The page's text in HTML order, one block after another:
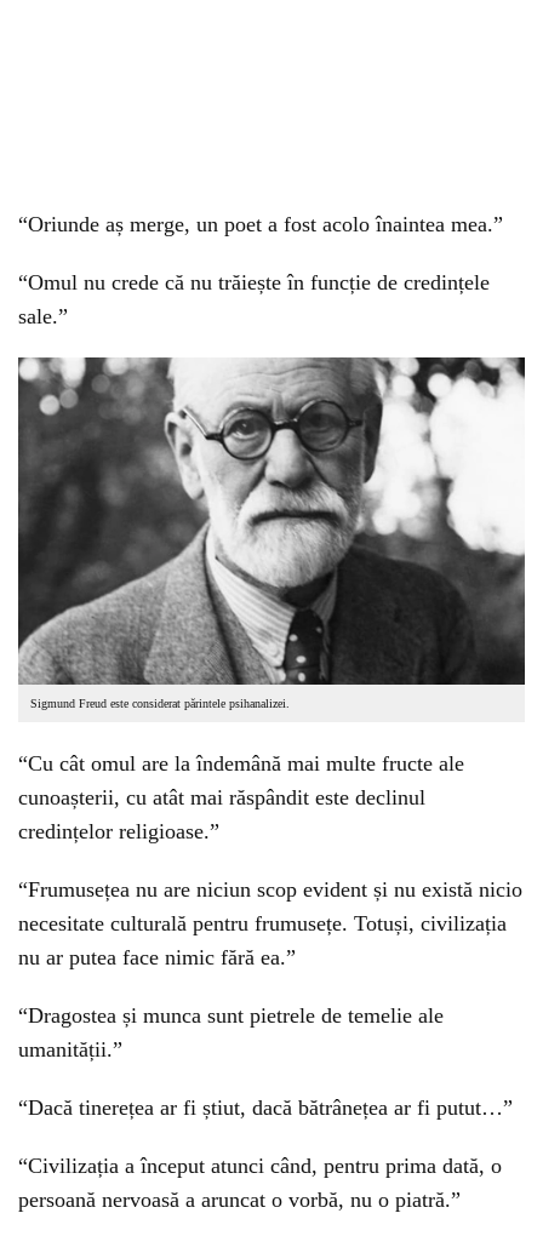
“Oriunde aș merge, un poet a fost acolo înaintea mea.”
“Omul nu crede că nu trăiește în funcție de credințele
sale.”
Sigmund Freud este considerat părintele psihanalizei.
“Cu cât omul are la îndemână mai multe fructe ale
cunoașterii, cu atât mai răspândit este declinul
credințelor religioase.”
“Frumusețea nu are niciun scop evident și nu există nicio
necesitate culturală pentru frumusețe. Totuși, civilizația
nu ar putea face nimic fără ea.”
“Dragostea și munca sunt pietrele de temelie ale
umanității.”
“Dacă tinerețea ar fi știut, dacă bătrânețea ar fi putut…”
“Civilizația a început atunci când, pentru prima dată, o
persoană nervoasă a aruncat o vorbă, nu o piatră.”